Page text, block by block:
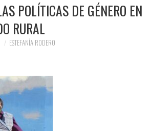
POLÍTICAS DE GÉNERO EN
RURAL
ESTEFANÍA RODERO